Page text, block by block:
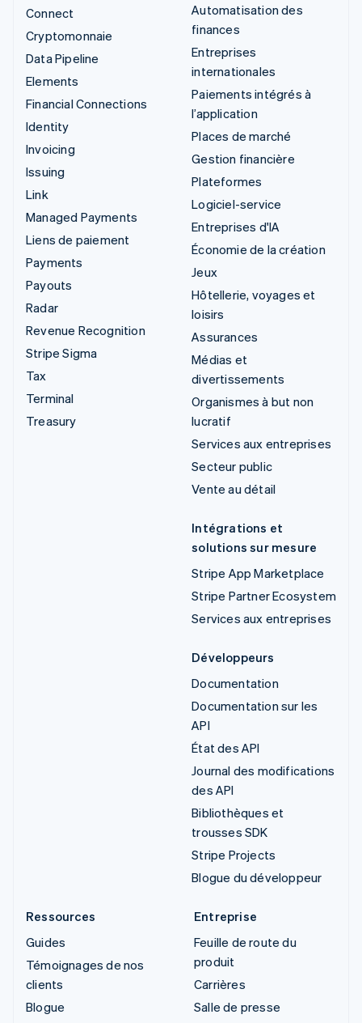
Connect
Cryptomonnaie
Data Pipeline
Elements
Financial Connections
Identity
Invoicing
Issuing
Link
Managed Payments
Liens de paiement
Payments
Payouts
Radar
Revenue Recognition
Stripe Sigma
Tax
Terminal
Treasury
Automatisation des
finances
Entreprises
internationales
Paiements intégrés à
l’application
Places de marché
Gestion financière
Plateformes
Logiciel-service
Entreprises d'IA
Économie de la création
Jeux
Hôtellerie, voyages et
loisirs
Assurances
Médias et
divertissements
Organismes à but non
lucratif
Services aux entreprises
Secteur public
Vente au détail
Intégrations et
solutions sur mesure
Stripe App Marketplace
Stripe Partner Ecosystem
Services aux entreprises
Développeurs
Documentation
Documentation sur les
API
État des API
Journal des modifications
des API
Bibliothèques et
trousses SDK
Stripe Projects
Blogue du développeur
Ressources
Guides
Témoignages de nos
clients
Blogue
Entreprise
Feuille de route du
produit
Carrières
Salle de presse